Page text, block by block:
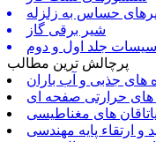
حساس به زلزله
شیر برقی گاز
جلد اول و دوم
پرچالش ترین مطالب
های جذبی و آب باران
های حرارتی صفحه ای
های مغناطیسی
و ارتقاء پایه مهندسی